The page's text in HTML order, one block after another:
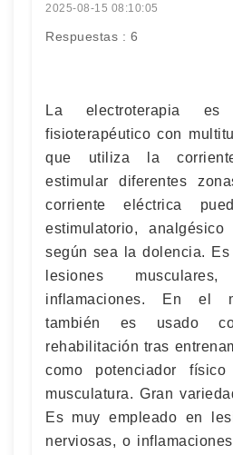
2025-08-15 08:10:05
Respuestas : 6
La electroterapia es
fisioterapéutico con
que utiliza la
estimular diferentes
corriente eléctrica
estimulatorio,
según sea la dolencia.
lesiones
inflamaciones. En el
también es usado
rehabilitación tras
como potenciador
musculatura. Gran
Es muy empleado en
nerviosas, o